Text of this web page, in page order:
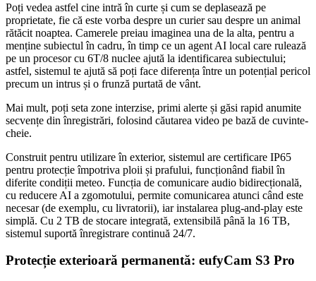
Poți vedea astfel cine intră în curte și cum se deplasează pe
proprietate, fie că este vorba despre un curier sau despre un animal
rătăcit noaptea. Camerele preiau imaginea una de la alta, pentru a
menține subiectul în cadru, în timp ce un agent AI local care rulează
pe un procesor cu 6T/8 nuclee ajută la identificarea subiectului;
astfel, sistemul te ajută să poți face diferența între un potențial pericol
precum un intrus și o frunză purtată de vânt.
Mai mult, poți seta zone interzise, primi alerte și găsi rapid anumite
secvențe din înregistrări, folosind căutarea video pe bază de cuvinte-
cheie.
Construit pentru utilizare în exterior, sistemul are certificare IP65
pentru protecție împotriva ploii și prafului, funcționând fiabil în
diferite condiții meteo. Funcția de comunicare audio bidirecțională,
cu reducere AI a zgomotului, permite comunicarea atunci când este
necesar (de exemplu, cu livratorii), iar instalarea plug-and-play este
simplă. Cu 2 TB de stocare integrată, extensibilă până la 16 TB,
sistemul suportă înregistrare continuă 24/7.
Protecție exterioară permanentă: eufyCam S3 Pro